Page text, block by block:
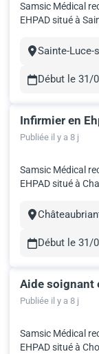
Samsic Médical
EHPAD situé à Sainte-Luce-
Médical, c'est: Fondé par des professionnels de santé, nous
Ville
Sainte-Luce-
Début le 31/
Infirmier en
Publiée il y a 8 j
Samsic Médical
EHPAD situé à Chateaubriant.
Fondé par des
Ville
Début le 31/
Aide soignant
Publiée il y a 8 j
Samsic Médical
EHPAD situé à Cholet. Horaires : Jour ou nuit Date